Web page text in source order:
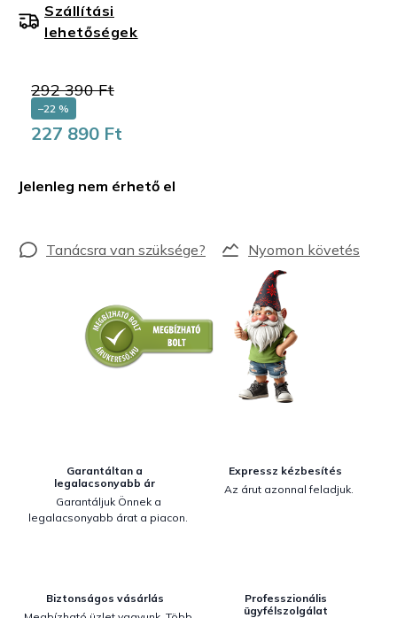
292 390 Ft
–22 %
227 890 Ft
Jelenleg nem érhető el
Szállítási
lehetőségek
Nyomon követés
Garantáltan a
legalacsonyabb ár
Garantáljuk Önnek a
legalacsonyabb árat a piacon.
Expressz kézbesítés
Az árut azonnal feladjuk.
Biztonságos vásárlás
Professzionális
ügyfélszolgálat